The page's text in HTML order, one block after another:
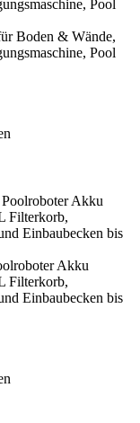
Boden & Wände,
Pool
Akku
Filterkorb,
Einbaubecken bis